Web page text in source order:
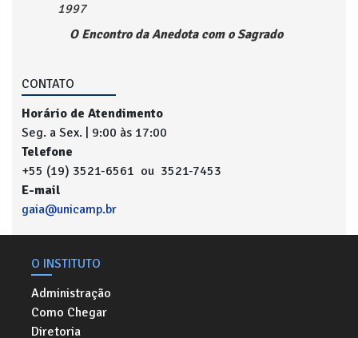
1997
O Encontro da Anedota com o Sagrado
CONTATO
Horário de Atendimento
Seg. a Sex. | 9:00 às 17:00
Telefone
+55 (19) 3521-6561 ou 3521-7453
E-mail
gaia@unicamp.br
O INSTITUTO
Administração
Como Chegar
Diretoria